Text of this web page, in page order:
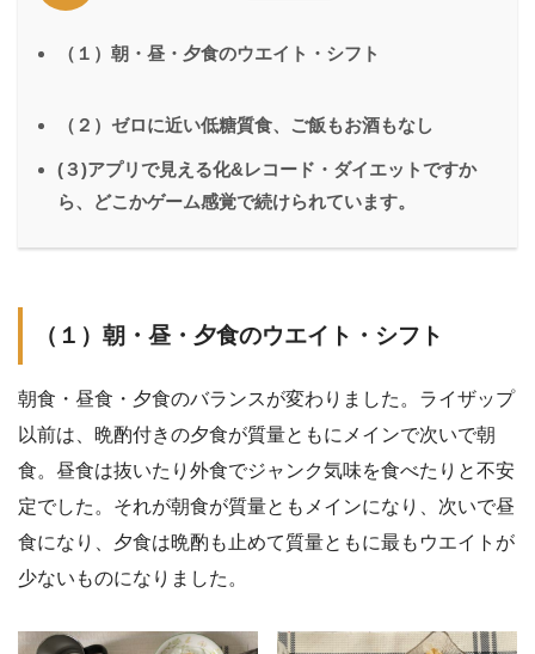
（１）朝・昼・夕食のウエイト・シフト
（２）ゼロに近い低糖質食、ご飯もお酒もなし
(３)アプリで見える化&レコード・ダイエットですか
ら、どこかゲーム感覚で続けられています。
（１）朝・昼・夕食のウエイト・シフト
朝食・昼食・夕食のバランスが変わりました。ライザップ
以前は、晩酌付きの夕食が質量ともにメインで次いで朝
食。昼食は抜いたり外食でジャンク気味を食べたりと不安
定でした。それが朝食が質量ともメインになり、次いで昼
食になり、夕食は晩酌も止めて質量ともに最もウエイトが
少ないものになりました。